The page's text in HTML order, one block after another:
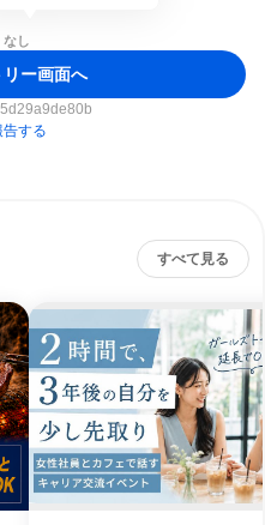
なし
リー画面へ
告する
すべて見る